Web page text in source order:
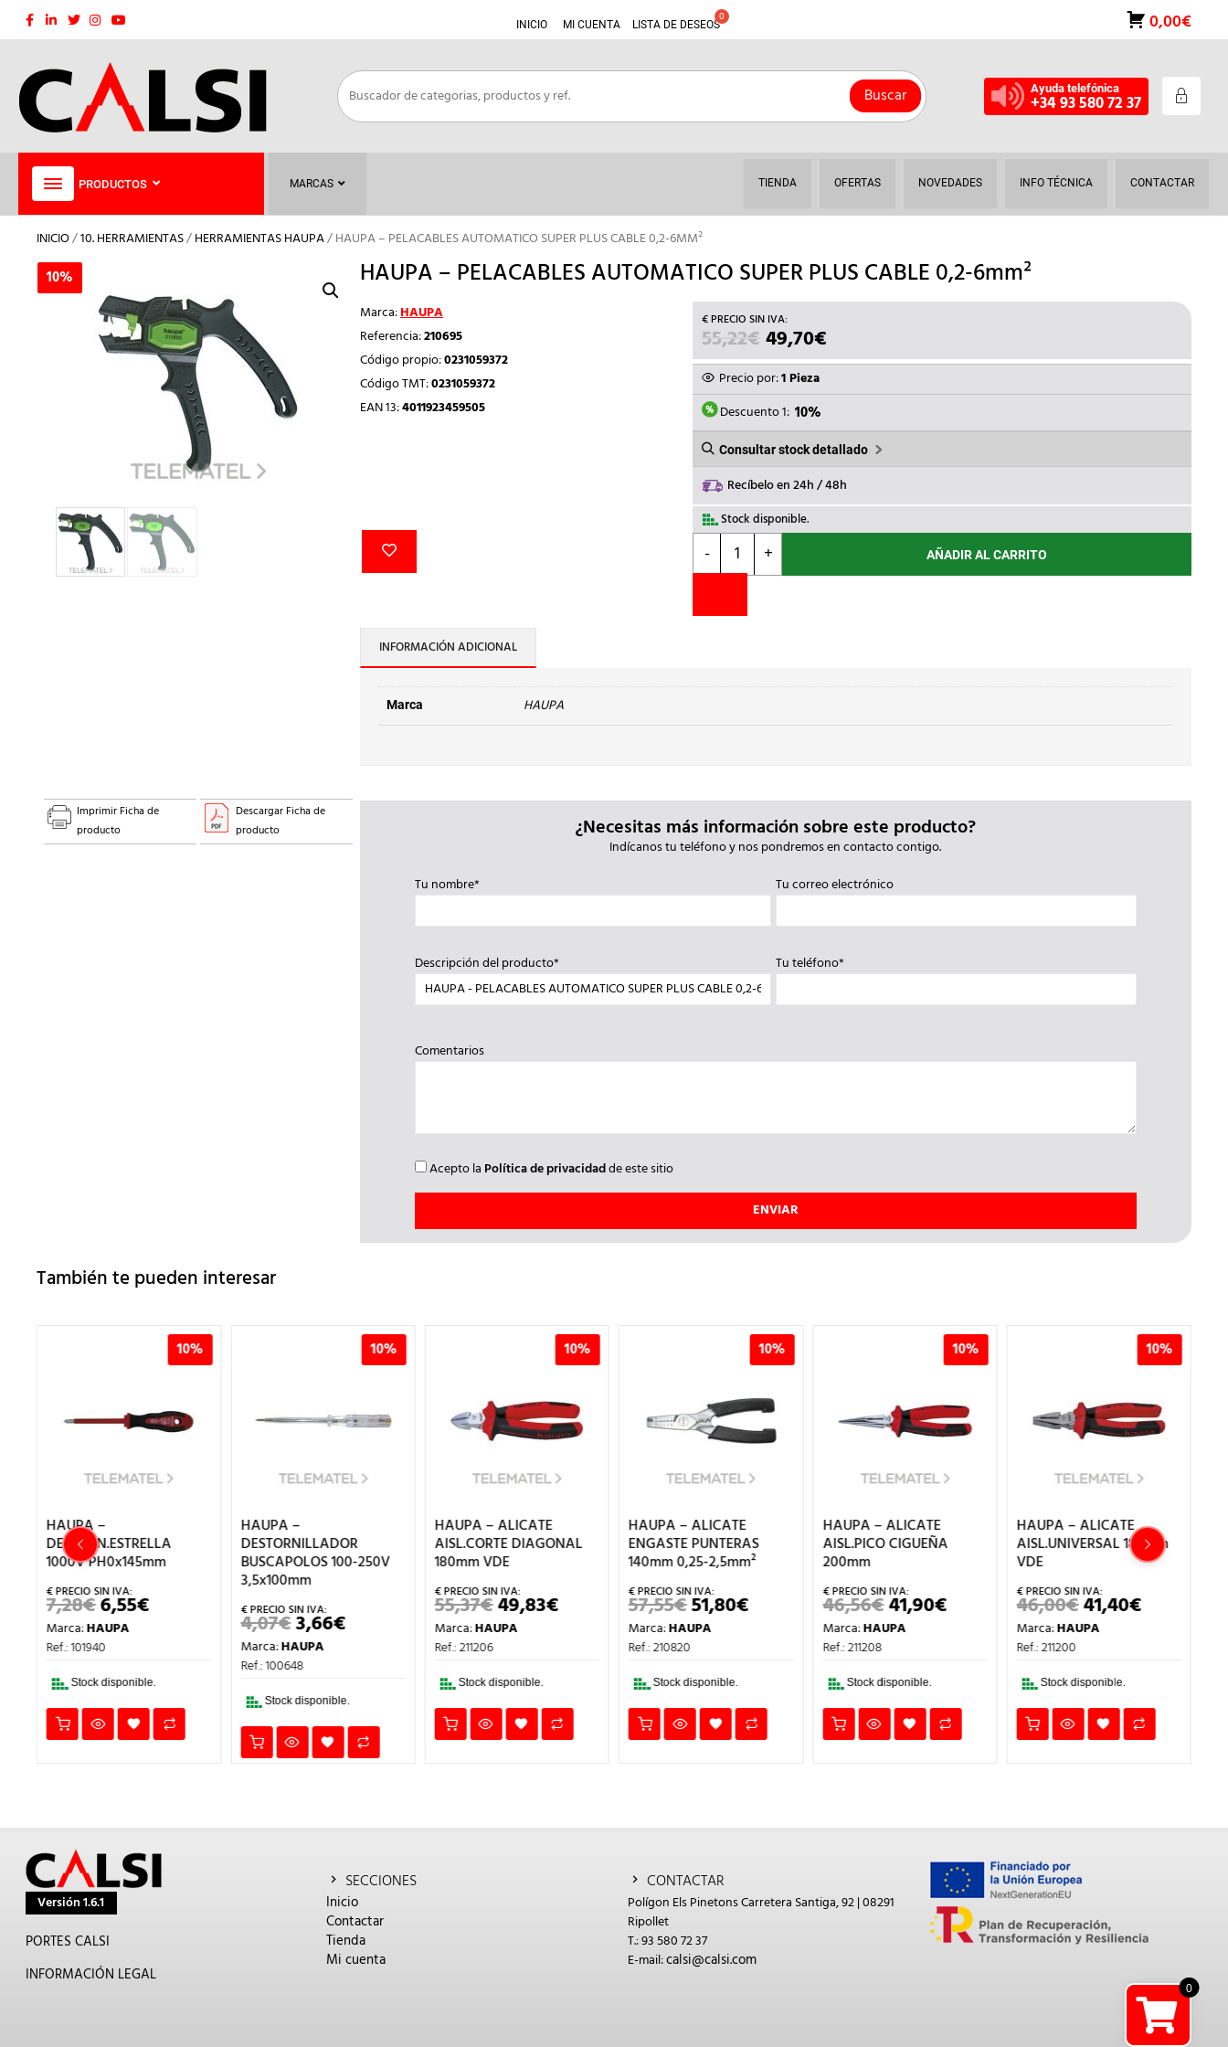
Saltar
INICIO MI CUENTA LISTA DE DESEOS 0,00€
Buscar Ayuda telefónica
+34 93 580 72 37
PRODUCTOS MARCAS TIENDA OFERTAS NOVEDADES INFO TÉCNICA CONTACTAR
INICIO/10. HERRAMIENTAS/HERRAMIENTAS HAUPA/ HAUPA – PELACABLES AUTOMATICO SUPER PLUS CABLE 0,2-6MM²
10% HAUPA – PELACABLES AUTOMATICO SUPER PLUS CABLE 0,2-6mm²
Marca:HAUPA
Referencia:210695
Código propio:0231059372
Código TMT:0231059372
EAN 13:4011923459505
55,22€ EL
PRECIO
ORIGINAL
ERA:
55,22€.
49,70€EL
PRECIO
ES:
Precio por:1 Pieza
Descuento 1: 10%
Consultar stock detallado
Recíbelo en 24h / 48h
Stock disponible.
-
HAUPA
PELACABLES
SUPER
+ AÑADIR AL CARRITO
INFORMACIÓN ADICIONAL
Marca HAUPA
10%
Imprimir Ficha de
producto
Descargar Ficha de
producto
¿Necesitas más información sobre este producto?
Indícanos tu teléfono y nos pondremos en contacto contigo.
Tu nombre*
Tu correo electrónico
Descripción del producto* Tu teléfono*
Comentarios
Acepto la Política de privacidadde este sitio
También te pueden interesar
10%
HAUPA –
DESTORN.ESTRELLA
1000V PH0x145mm
7,28€EL
PRECIO
ORIGINAL
ERA:
6,55€EL
PRECIO
Marca:HAUPA
Ref.: 101940
Stock disponible.
10%
HAUPA –
DESTORNILLADOR
BUSCAPOLOS 100-250V
3,5x100mm
4,07€EL
PRECIO
ORIGINAL
ERA:
3,66€EL
PRECIO
Marca:HAUPA
Ref.: 100648
Stock disponible.
10%
HAUPA – ALICATE
AISL.CORTE DIAGONAL
180mm VDE
55,37€EL
PRECIO
ORIGINAL
49,83€EL
PRECIO
Marca:HAUPA
Ref.: 211206
Stock disponible.
10%
HAUPA – ALICATE
ENGASTE PUNTERAS
140mm 0,25-2,5mm²
57,55€EL
PRECIO
ORIGINAL
51,80€EL
PRECIO
Marca:HAUPA
Ref.: 210820
Stock disponible.
10%
HAUPA – ALICATE
AISL.PICO CIGUEÑA
200mm
46,56€EL
PRECIO
ORIGINAL
41,90€EL
PRECIO
Marca:HAUPA
Ref.: 211208
Stock disponible.
10%
HAUPA – ALICATE
AISL.UNIVERSAL 180mm
VDE
46,00€EL
PRECIO
ORIGINAL
41,40€EL
PRECIO
Marca:HAUPA
Ref.: 211200
Stock disponible.
Versión 1.6.1
PORTES CALSI
INFORMACIÓN LEGAL
SECCIONES
Inicio
Contactar
Tienda
Mi cuenta
CONTACTAR
Polígon Els Pinetons Carretera Santiga, 92 | 08291
Ripollet
T.: 93 580 72 37
E-mail:calsi@calsi.com
0